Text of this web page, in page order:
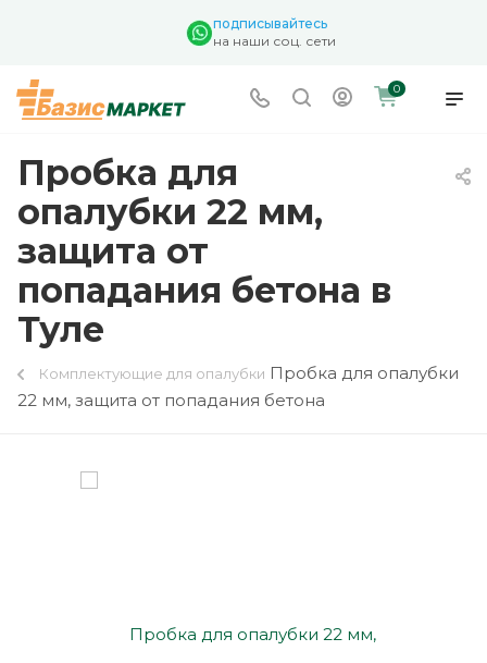
подписывайтесь
на наши соц. сети
0
Пробка для
опалубки 22 мм,
защита от
попадания бетона в
Туле
Комплектующие для опалубки Пробка для опалубки
22 мм, защита от попадания бетона